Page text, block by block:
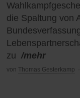
die Spaltung von
zu /mehr
von Thomas Gesterkamp